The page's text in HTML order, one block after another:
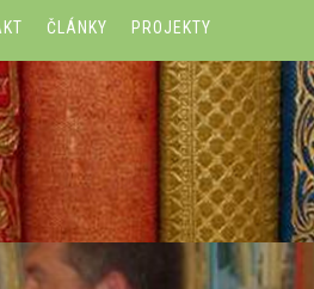
ČLÁNKY PROJEKTY